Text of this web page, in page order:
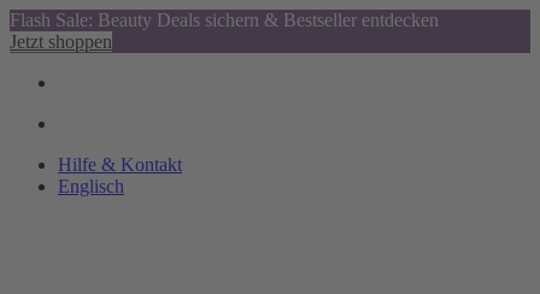
Flash Sale: Beauty Deals sichern & Bestseller entdecken
Jetzt shoppen
Hilfe & Kontakt
Englisch